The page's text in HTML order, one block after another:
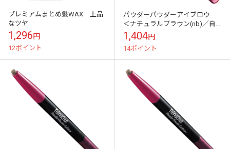
プレミアムまとめ髪WAX 上品
なツヤ
1,296円
12ポイント
パウダーパウダーアイブロウ
＜ナチュラルブラウン(nb)／自
然な髪色の方に＞
1,404円
14ポイント